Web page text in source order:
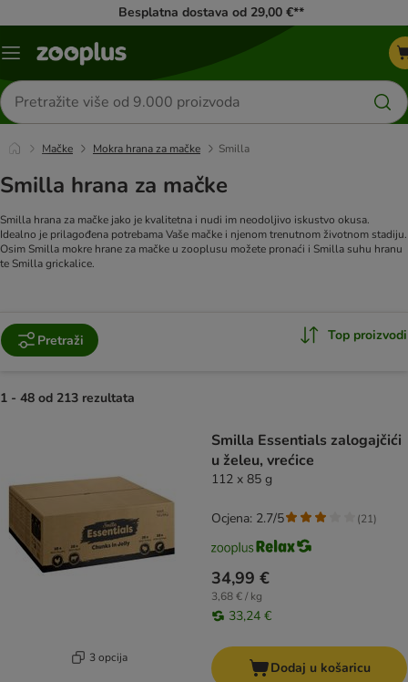
Besplatna dostava od 29,00 €**
Izbornik
Traži
proizvode
Mačke Mokra hrana za mačke Smilla
Smilla hrana za mačke
Smilla hrana za mačke jako je kvalitetna i nudi im neodoljivo iskustvo okusa.
Idealno je prilagođena potrebama Vaše mačke i njenom trenutnom životnom stadiju.
Osim Smilla mokre hrane za mačke u zooplusu možete pronaći i Smilla suhu hranu
te Smilla grickalice.
Pretraži Top proizvodi
1 - 48 od 213 rezultata
3 opcija
Smilla Essentials zalogajčići
u želeu, vrećice
112 x 85 g
34,99 €
3,68 € / kg
33,24 €
Ocjena: 2.7/5 (21)
Dodaj u košaricu